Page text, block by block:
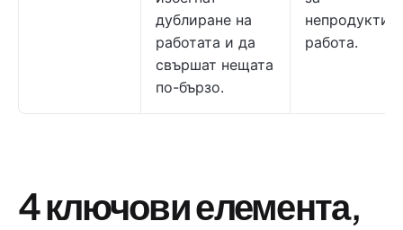
дублиране на
работата и да
свършат нещата
по-бързо.
работа.
4 ключови елемента,